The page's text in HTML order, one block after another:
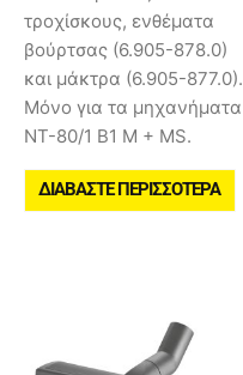
τροχίσκους, ενθέματα
βούρτσας (6.905-878.0)
και μάκτρα (6.905-877.0).
Μόνο για τα μηχανήματα
NT-80/1 B1 M + MS.
ΔΙΑΒΆΣΤΕ ΠΕΡΙΣΣΌΤΕΡΑ